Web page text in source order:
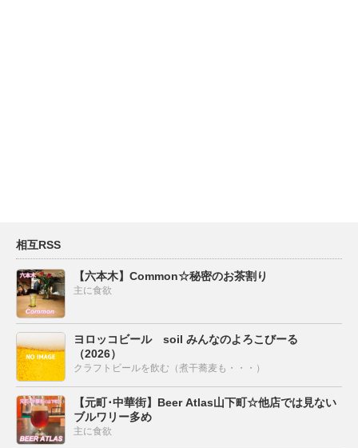
相互RSS
【六本木】Common☆秘密のお茶割り
主に食欲
ヨロッコビール soil みんなのよろこびーる
（2026）
クラフトビールを飲む（煮干蕎麦も・・・）
【元町･中華街】Beer Atlas山下町☆他店では見ない
ブルワリー多め
主に食欲